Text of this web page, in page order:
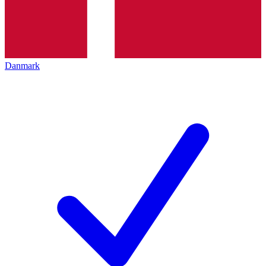
Danmark